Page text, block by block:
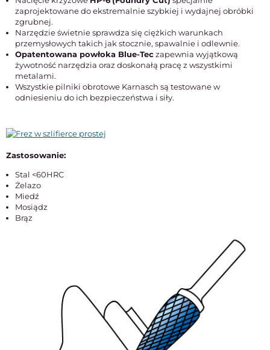
zaprojektowane do ekstremalnie szybkiej i wydajnej obróbki
zgrubnej.
Narzędzie świetnie sprawdza się ciężkich warunkach
przemysłowych takich jak stocznie, spawalnie i odlewnie.
Opatentowana powłoka Blue-Teczapewnia wyjątkową
żywotność narzędzia oraz doskonałą pracę z wszystkimi
metalami.
Wszystkie pilniki obrotowe Karnasch są testowane w
odniesieniu do ich bezpieczeństwa i siły.
Zastosowanie:
Stal <60HRC
Żelazo
Miedź
Mosiądz
Brąz